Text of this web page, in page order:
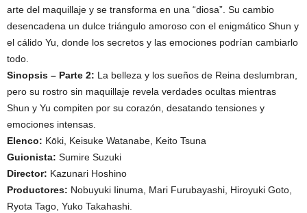
arte del maquillaje y se transforma en una “diosa”. Su cambio
desencadena un dulce triángulo amoroso con el enigmático Shun y
el cálido Yu, donde los secretos y las emociones podrían cambiarlo
todo.
Sinopsis – Parte 2: La belleza y los sueños de Reina deslumbran,
pero su rostro sin maquillaje revela verdades ocultas mientras
Shun y Yu compiten por su corazón, desatando tensiones y
emociones intensas.
Elenco: Kōki, Keisuke Watanabe, Keito Tsuna
Guionista: Sumire Suzuki
Director: Kazunari Hoshino
Productores: Nobuyuki Iinuma, Mari Furubayashi, Hiroyuki Goto,
Ryota Tago, Yuko Takahashi.